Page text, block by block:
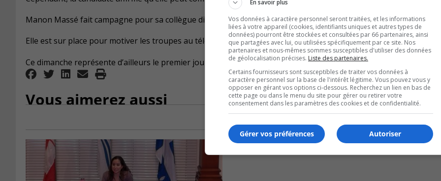
Manon Massé fait campagne pour sa collègue directement du local électoral longueuillois.
Elle est sur place pour motiver les troupes au téléphone.
Ce dimanche représente d’ailleurs le premier jour du vote par anticipation.
Vous aimerez aussi
En savoir plus
Vos données à caractère personnel seront traitées, et les informations
liées à votre appareil (cookies, identifiants uniques et autres types de
données) pourront être stockées et consultées par 66 partenaires, ainsi
que partagées avec lui, ou utilisées spécifiquement par ce site. Nos
partenaires et nous-mêmes sommes susceptibles d'utiliser des données
de géolocalisation précises. Liste des partenaires.
Certains fournisseurs sont susceptibles de traiter vos données à
caractère personnel sur la base de l'intérêt légitime. Vous pouvez vous y
opposer en gérant vos options ci-dessous. Recherchez un lien en bas de
cette page ou dans le menu du site pour gérer ou retirer votre
consentement dans les paramètres des cookies et de confidentialité.
Autoriser
Gérer vos préférences